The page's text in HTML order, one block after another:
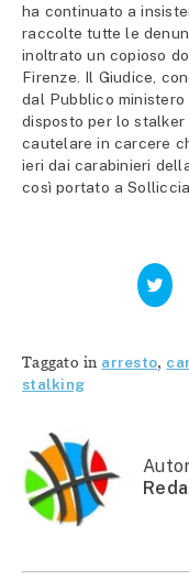
ha continuato a
raccolte tutte le
inoltrato un copioso
Firenze. Il Giudice,
dal Pubblico
disposto per lo
cautelare in carcere
ieri dai carabinieri
così portato a
Fai
clic
qui
(Si
Taggato in arresto,
stalking